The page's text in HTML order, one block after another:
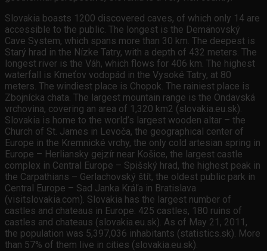
Slovakia boasts 1200 discovered caves, of which only 14 are
accessible to the public. The longest is the Demänovský
Cave System, which spans more than 30 km. The deepest is
Starý hrad in the Nízke Tatry, with a depth of 432 meters. The
longest river is the Váh, which flows for 406 km. The highest
waterfall is Kmeťov vodopád in the Vysoké Tatry, at 80
meters. The windiest place is Chopok. The rainiest place is
Zbojnícka chata. The largest mountain range is the Ondavská
vrchovina, covering an area of 1,320 km2 (slovakia.eu.sk).
Slovakia is home to the world’s largest wooden altar – the
Church of St. James in Levoča, the geographical center of
Europe in the Kremnické vrchy, the only cold artesian spring in
Europe – Herliansky gejzír near Košice, the largest castle
complex in Central Europe – Spišský hrad, the highest peak in
the Carpathians – Gerlachovský štít, the oldest public park in
Central Europe – Sad Janka Kráľa in Bratislava
(visitslovakia.com). Slovakia has the largest number of
castles and chateaus in Europe: 425 castles, 180 ruins of
castles and chateaus (slovakia.eu.sk). As of May 21, 2011,
the population was 5,397,036 inhabitants (statistics.sk). More
than 57% of them live in cities (slovakia.eu.sk).